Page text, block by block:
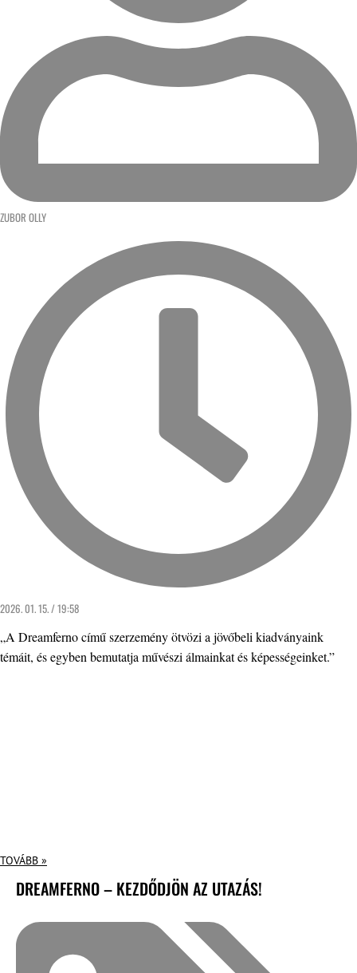
ZUBOR OLLY
2026. 01. 15. / 19:58
„A Dreamferno című szerzemény ötvözi a jövőbeli kiadványaink
témáit, és egyben bemutatja művészi álmainkat és képességeinket.”
TOVÁBB »
DREAMFERNO – KEZDŐDJÖN AZ UTAZÁS!